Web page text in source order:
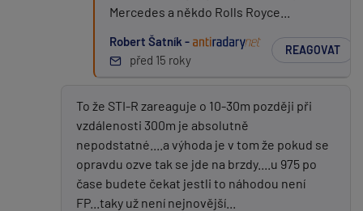
Mercedes a někdo Rolls Royce...
Robert Šatník -
před 15 roky
REAGOVAT
To že STI-R zareaguje o 10-30m později při
vzdálenosti 300m je absolutně
nepodstatné....a výhoda je v tom že pokud se
opravdu ozve tak se jde na brzdy....u 975 po
čase budete čekat jestli to náhodou není
FP...taky už není nejnovější...